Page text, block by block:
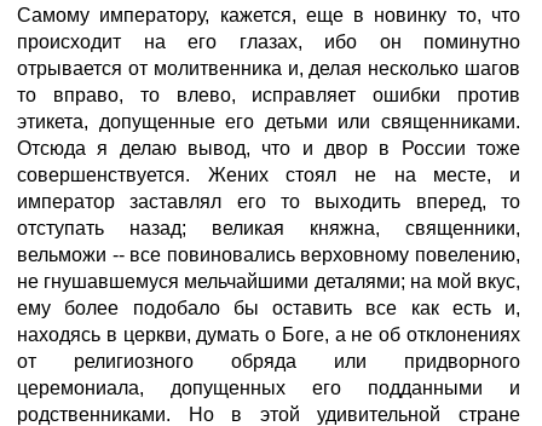
Самому императору, кажется, еще в новинку то, что
происходит на его глазах, ибо он поминутно
отрывается от молитвенника и, делая несколько шагов
то вправо, то влево, исправляет ошибки против
этикета, допущенные его детьми или священниками.
Отсюда я делаю вывод, что и двор в России тоже
совершенствуется. Жених стоял не на месте, и
император заставлял его то выходить вперед, то
отступать назад; великая княжна, священники,
вельможи -- все повиновались верховному повелению,
не гнушавшемуся мельчайшими деталями; на мой вкус,
ему более подобало бы оставить все как есть и,
находясь в церкви, думать о Боге, а не об отклонениях
от религиозного обряда или придворного
церемониала, допущенных его подданными и
родственниками. Но в этой удивительной стране